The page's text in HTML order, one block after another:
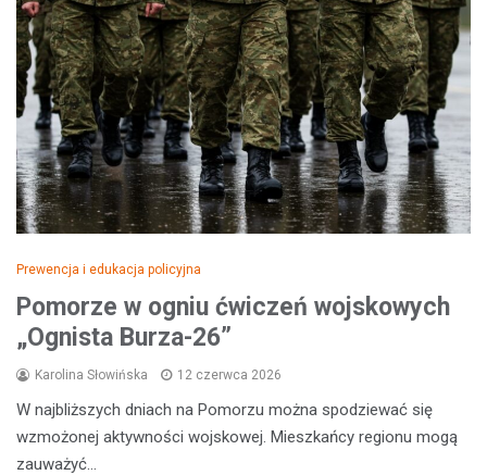
Prewencja i edukacja policyjna
Pomorze w ogniu ćwiczeń wojskowych
„Ognista Burza-26”
Karolina Słowińska 12 czerwca 2026
W najbliższych dniach na Pomorzu można spodziewać się
wzmożonej aktywności wojskowej. Mieszkańcy regionu mogą
zauważyć…